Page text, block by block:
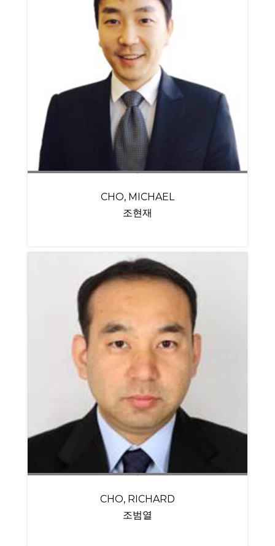
CHO, MICHAEL
조현재
CHO, RICHARD
조범열